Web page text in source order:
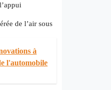
de l’air sous
à
l'automobile